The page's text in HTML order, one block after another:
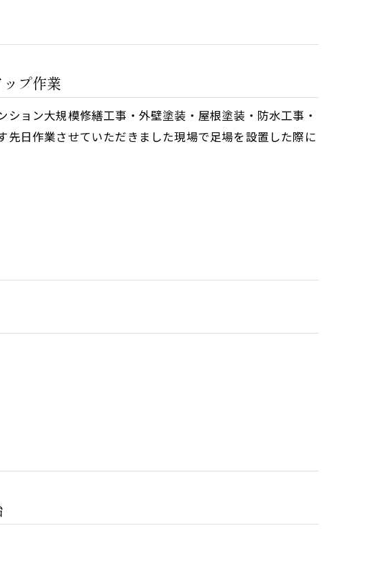
プ作業
ョン大規模修繕工事・外壁塗装・屋根塗装・防水工事・
先日作業させていただきました現場で足場を設置した際に